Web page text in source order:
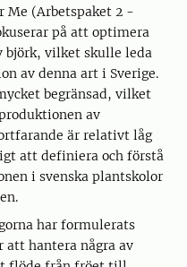
Me (Arbetspaket 2 -
på att optimera
vilket skulle leda
av denna art i Sverige.
begränsad, vilket
av
är relativt låg
att definiera och förstå
i svenska plantskolor
har formulerats
hantera några av